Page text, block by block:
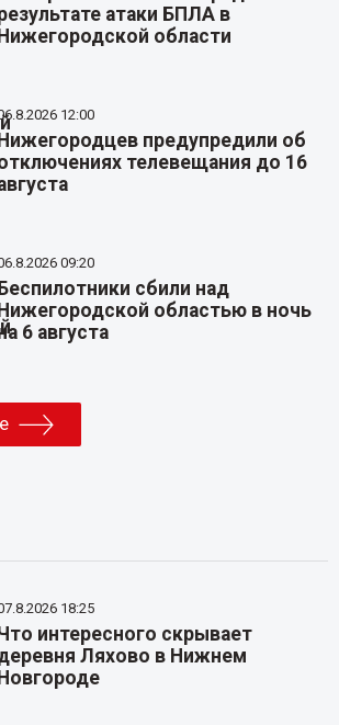
атаки БПЛА в
Нижегородской области
12:00
предупредили об
телевещания до 16
09:20
Беспилотники сбили над
Нижегородской областью в ночь
6 августа
18:25
интересного скрывает
Ляхово в Нижнем